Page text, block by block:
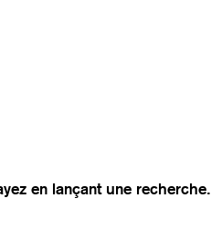
en lançant une recherche.